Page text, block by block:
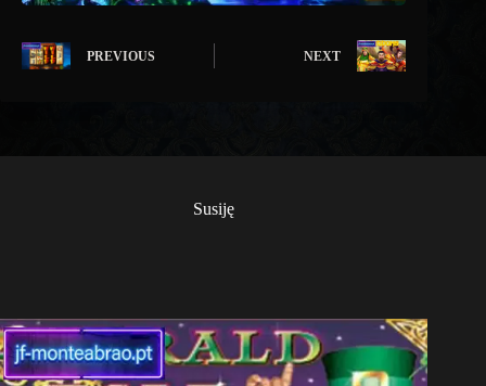
PREVIOUS NEXT
Susiję